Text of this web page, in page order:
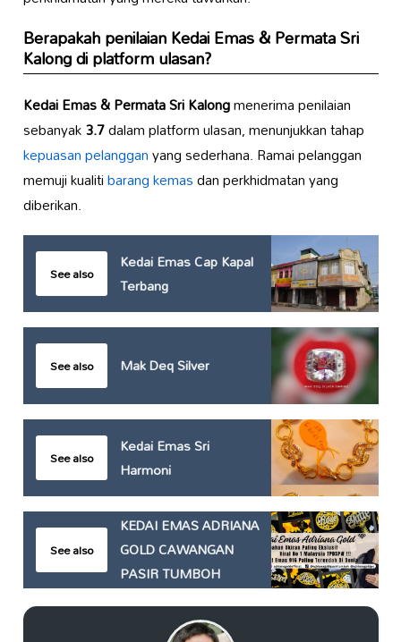
Berapakah penilaianKedai Emas & Permata Sri
Kalongdi platform ulasan?
Kedai Emas & Permata Sri Kalongmenerima penilaian
sebanyak3.7dalam platform ulasan, menunjukkan tahap
kepuasan pelangganyang sederhana. Ramai pelanggan
memuji kualitibarang kemasdan perkhidmatan yang
diberikan.
See also
Kedai Emas Cap Kapal
Terbang
See also Mak Deq Silver
See also
Kedai Emas Sri
Harmoni
See also
KEDAI EMAS ADRIANA
GOLD CAWANGAN
PASIR TUMBOH